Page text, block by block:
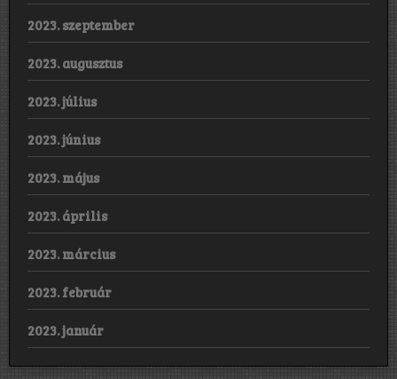
2023. szeptember
2023. augusztus
2023. július
2023. június
2023. május
2023. április
2023. március
2023. február
2023. január